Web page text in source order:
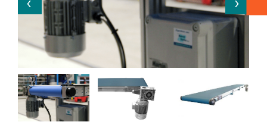
Box transport
Packaging - Wrapping - Sorting
Accessories